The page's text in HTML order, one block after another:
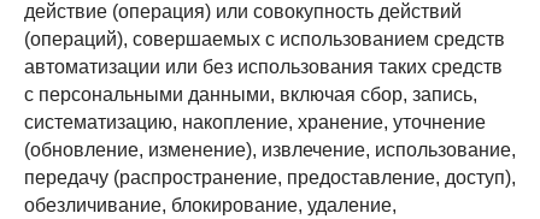
действие (операция) или совокупность действий
(операций), совершаемых с использованием средств
автоматизации или без использования таких средств
с персональными данными, включая сбор, запись,
систематизацию, накопление, хранение, уточнение
(обновление, изменение), извлечение, использование,
передачу (распространение, предоставление, доступ),
обезличивание, блокирование, удаление,